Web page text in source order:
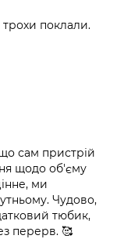
трохи поклали.
сам пристрій
щодо об'єму
ми
Чудово,
тюбик,
перерв. 🥰